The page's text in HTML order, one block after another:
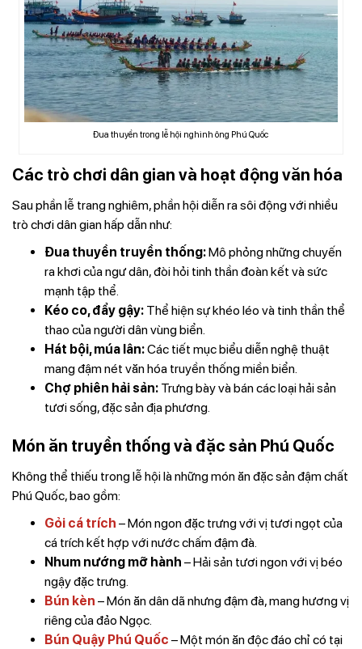
Đua thuyền trong lễ hội nghinh ông Phú Quốc
Các trò chơi dân gian và hoạt động văn hóa
Sau phần lễ trang nghiêm, phần hội diễn ra sôi động với nhiều
trò chơi dân gian hấp dẫn như:
Đua thuyền truyền thống:Mô phỏng những chuyến
ra khơi của ngư dân, đòi hỏi tinh thần đoàn kết và sức
mạnh tập thể.
Kéo co, đẩy gậy: Thể hiện sự khéo léo và tinh thần thể
thao của người dân vùng biển.
Hát bội, múa lân:Các tiết mục biểu diễn nghệ thuật
mang đậm nét văn hóa truyền thống miền biển.
Chợ phiên hải sản: Trưng bày và bán các loại hải sản
tươi sống, đặc sản địa phương.
Món ăn truyền thống và đặc sản Phú Quốc
Không thể thiếu trong lễ hội là những món ăn đặc sản đậm chất
Phú Quốc, bao gồm:
Gỏi cá trích – Món ngon đặc trưng với vị tươi ngọt của
cá trích kết hợp với nước chấm đậm đà.
Nhum nướng mỡ hành – Hải sản tươi ngon với vị béo
ngậy đặc trưng.
Bún kèn – Món ăn dân dã nhưng đậm đà, mang hương vị
riêng của đảo Ngọc.
Bún Quậy Phú Quốc – Một món ăn độc đáo chỉ có tại